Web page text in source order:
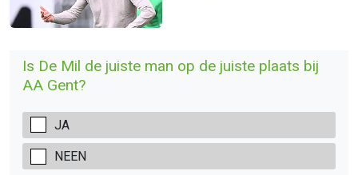
Is De Mil de juiste man op de juiste plaats bij
AA Gent?
JA
NEEN